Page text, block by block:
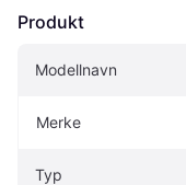
Produkt
Modellnavn
Merke
Typ